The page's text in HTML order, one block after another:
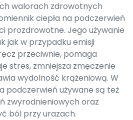
walorach zdrowotnych
ciepła na podczerwień
prozdrowotne. Jego używanie
jak w przypadku emisji
przeciwnie, pomaga
stres, zmniejsza zmęczenie
wydolność krążeniową. W
podczerwień używane są też
zwyrodnieniowych oraz
ból przy urazach.